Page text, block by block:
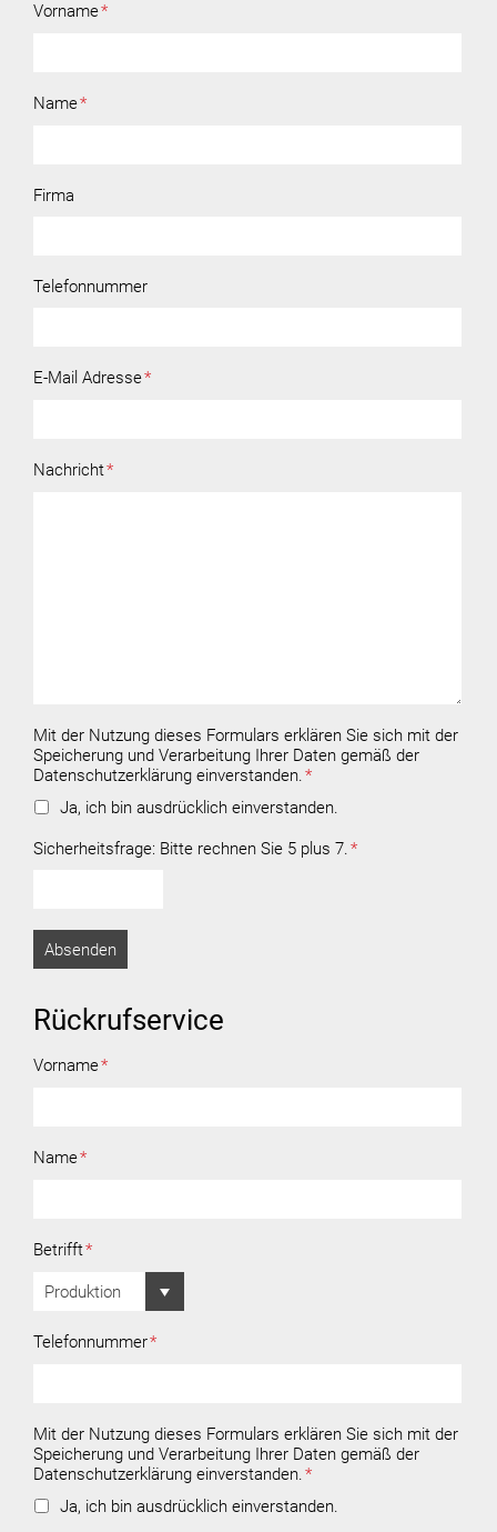
Vorname*
Name*
Firma
Telefonnummer
E-Mail Adresse*
Nachricht*
Mit der Nutzung dieses Formulars erklären Sie sich mit der
Speicherung und Verarbeitung Ihrer Daten gemäß der
Datenschutzerklärung einverstanden.*
Ja, ich bin ausdrücklich einverstanden.
Sicherheitsfrage: Bitte rechnen Sie 5 plus 7.*
Rückrufservice
Vorname*
Name*
Betrifft*
Telefonnummer*
Mit der Nutzung dieses Formulars erklären Sie sich mit der
Speicherung und Verarbeitung Ihrer Daten gemäß der
Datenschutzerklärung einverstanden.*
Ja, ich bin ausdrücklich einverstanden.